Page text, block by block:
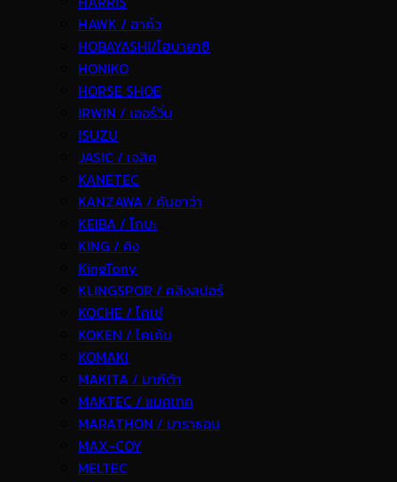
HAWK / ฮาค์ว
HOBAYASHI/โฮบายาชิ
HONIKO
HORSE SHOE
IRWIN / เออร์วิ่น
ISUZU
JASIC / เจสิค
KANETEC
KANZAWA / คันซาว่า
KEIBA / ไกบะ
KING / คิง
KingTony
KLINGSPOR / คลิงสปอร์
KOCHE / โคเช่
KOKEN / โคเค้น
KOMAKI
MAKITA / มากีต้า
MAKTEC / แมคเทค
MARATHON / มาราธอน
MAX-COY
MELTEC